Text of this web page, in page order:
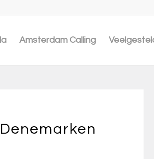
Amsterdam Calling